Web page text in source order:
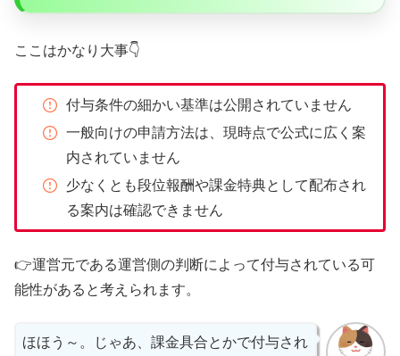
ここはかなり大事👇
付与条件の細かい基準は公開されていません
一般向けの申請方法は、現時点で公式に広く案
内されていません
少なくとも段位報酬や課金特典として配布され
る案内は確認できません
👉運営元である運営側の判断によって付与されている可
能性があると考えられます。
ほほう～。じゃあ、課金具合とかで付与され